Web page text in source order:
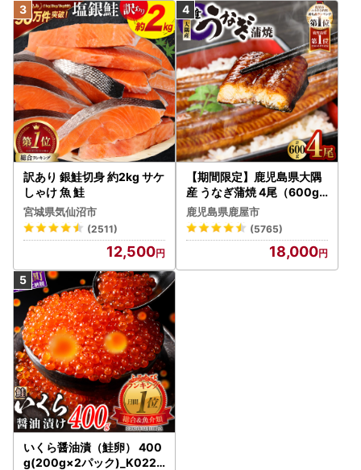
訳あり 銀鮭切身 約2kg サケ
しゃけ 魚 鮭
宮城県気仙沼市
(2511)
12,500
【期間限定】鹿児島県大隅
産 うなぎ蒲焼 4尾（600g
） KN007-004-04-cp18
うなぎ 鰻 魚 惣菜 総菜
鹿児島県鹿屋市
(5765)
18,000
いくら醤油漬（鮭卵） 400
g(200g×2パック)_K022-